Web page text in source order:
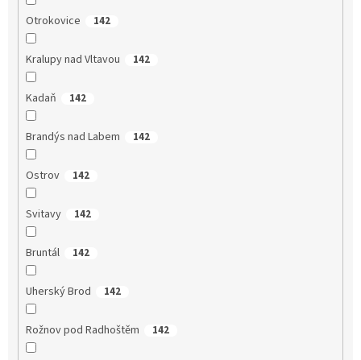
Otrokovice 142
Kralupy nad Vltavou 142
Kadaň 142
Brandýs nad Labem 142
Ostrov 142
Svitavy 142
Bruntál 142
Uherský Brod 142
Rožnov pod Radhoštěm 142